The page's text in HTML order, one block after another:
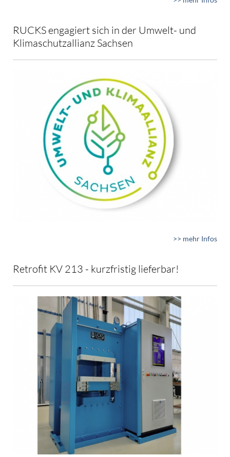
RUCKS engagiert sich in der Umwelt- und
Klimaschutzallianz Sachsen
>> mehr Infos
Retrofit KV 213 - kurzfristig lieferbar!